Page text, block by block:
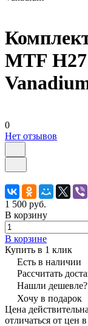
MTF H27
0
Нет отзывов
1 500 руб.
В корзину
В корзине
Купить в 1 клик
Есть в наличии
Рассчитать
Нашли дешевле?
Хочу в подарок
Цена
отличаться от цен